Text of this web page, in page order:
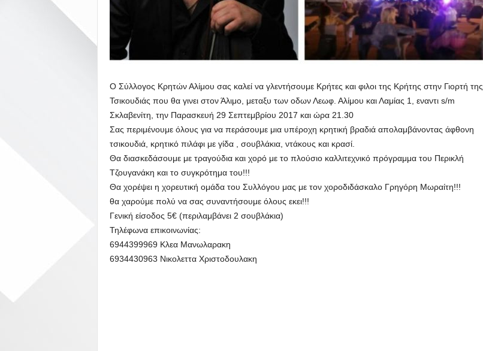
Ο Σύλλογος Κρητών Αλίμου σας καλεί να γλεντήσουμε Κρήτες και φιλοι της Κρήτης στην Γιορτή της
Τσικουδιάς που θα γινει στον Άλιμο, μεταξυ των οδων Λεωφ. Αλίμου και Λαμίας 1, εναντι s/m
Σκλαβενίτη, την Παρασκευή 29 Σεπτεμβρίου 2017 και ώρα 21.30
Σας περιμένουμε όλους για να περάσουμε μια υπέροχη κρητική βραδιά απολαμβάνοντας άφθονη
τσικουδιά, κρητικό πιλάφι με γίδα , σουβλάκια, ντάκους και κρασί.
Θα διασκεδάσουμε με τραγούδια και χορό με το πλούσιο καλλιτεχνικό πρόγραμμα του Περικλή
Τζουγανάκη και το συγκρότημα του!!!
Θα χορέψει η χορευτική ομάδα του Συλλόγου μας με τον χοροδιδάσκαλο Γρηγόρη Μωραίτη!!!
θα χαρούμε πολύ να σας συναντήσουμε όλους εκει!!!
Γενική είσοδος 5€ (περιλαμβάνει 2 σουβλάκια)
Τηλέφωνα επικοινωνίας:
6944399969 Κλεα Μανωλαρακη
6934430963 Νικολεττα Χριστοδουλακη